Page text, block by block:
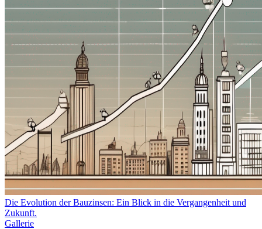
Die Evolution der Bauzinsen: Ein Blick in die Vergangenheit und
Zukunft.
Gallerie